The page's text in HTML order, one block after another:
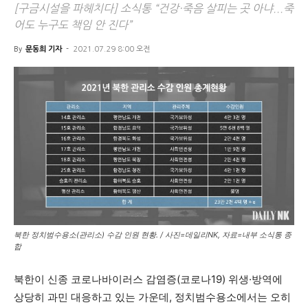
[구금시설을 파헤치다] 소식통 “건강·죽음 살피는 곳 아냐...죽
어도 누구도 책임 안 진다”
By 문동희 기자 - 2021.07.29 8:00 오전
북한 정치범수용소(관리소) 수감 인원 현황. / 사진=데일리NK, 자료=내부 소식통 종
합
북한이 신종 코로나바이러스 감염증(코로나19) 위생·방역에
상당히 과민 대응하고 있는 가운데, 정치범수용소에서는 오히